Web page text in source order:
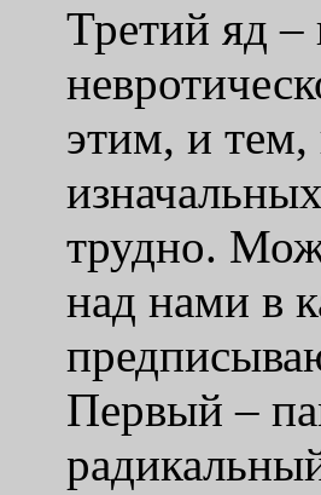
Третий яд –
этим, и
трудно.
над нами в
Первый –